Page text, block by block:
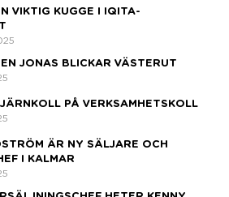
VIKTIG KUGGE I IQITA-
JONAS BLICKAR VÄSTERUT
PÅ VERKSAMHETSKOLL
ÄR NY SÄLJARE OCH
I KALMAR